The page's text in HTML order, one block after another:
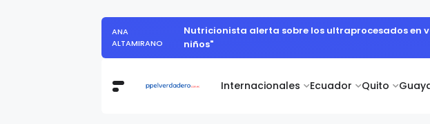
Internacionales Ecuador Quito
ANA
ALTAMIRANO
Nutricionista alerta sobre los ultraprocesados en
niños"